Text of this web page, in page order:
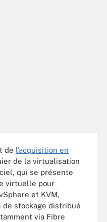
de l’acquisition en
de la virtualisation
qui se présente
virtuelle pour
et KVM,
stockage distribué
via Fibre